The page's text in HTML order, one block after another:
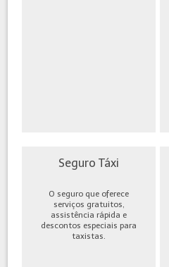
Seguro Táxi
O seguro que oferece
serviços gratuitos,
assistência rápida e
descontos especiais para
taxistas.